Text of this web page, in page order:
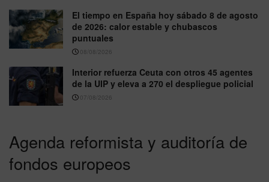
El tiempo en España hoy sábado 8 de agosto
de 2026: calor estable y chubascos
puntuales
08/08/2026
Interior refuerza Ceuta con otros 45 agentes
de la UIP y eleva a 270 el despliegue policial
07/08/2026
Agenda reformista y auditoría de
fondos europeos